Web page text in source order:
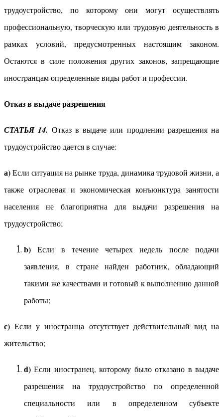
трудоустройство, по которому они могут осуществлять
профессиональную, творческую или трудовую деятельность в
рамках условий, предусмотренных настоящим законом.
Остаются в силе положения других законов, запрещающие
иностранцам определенные виды работ и профессии.
Отказ в выдаче разрешения
СТАТЬЯ 14. Отказ в выдаче или продлении разрешения на
трудоустройство дается в случае:
а)Если ситуация на рынке труда, динамика трудовой жизни, а
также отраслевая и экономическая конъюнктура занятости
населения не благоприятна для выдачи разрешения на
трудоустройство;
b) Если в течение четырех недель после подачи
заявления, в стране найден работник, обладающий
такими же качествами и готовый к выполнению данной
работы;
с) Если у иностранца отсутствует действительный вид на
жительство;
d) Если иностранец, которому было отказано в выдаче
разрешения на трудоустройство по определенной
специальности или в определенном субъекте